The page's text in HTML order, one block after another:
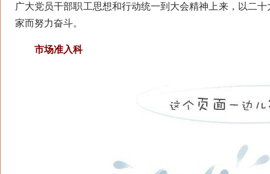
广大党员干部职工思想和行动统一到大会精神上来，以二
家而努力奋斗。
市场准入科